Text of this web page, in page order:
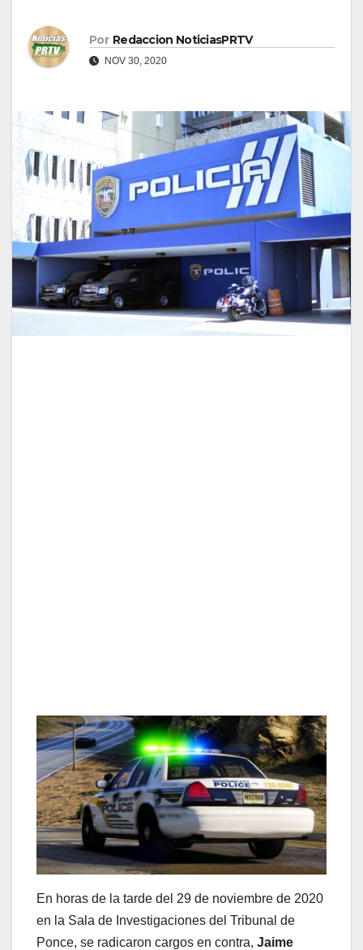
Por Redaccion NoticiasPRTV
NOV 30, 2020
En horas de la tarde del 29 de noviembre de 2020
en la Sala de Investigaciones del Tribunal de
Ponce, se radicaron cargos en contra, Jaime